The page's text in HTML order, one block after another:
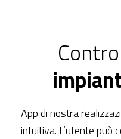
App di nostra
intuitiva. L’utente può